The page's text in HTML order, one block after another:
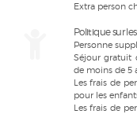
Extra person
Politique sur
Personne
Séjour gratuit
de moins de 5
Les frais de
pour les
Les frais de